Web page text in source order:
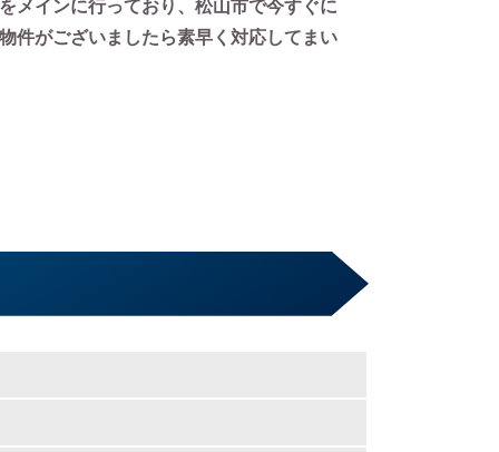
メインに行っており、松山市で今すぐに
件がございましたら素早く対応してまい